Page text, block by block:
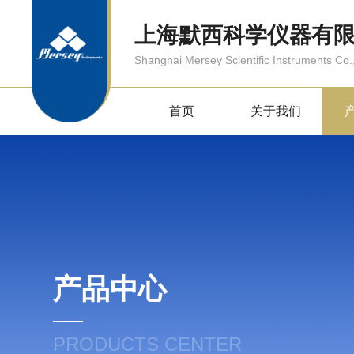
上海默西科学仪器有
Shanghai Mersey Scientific Instruments
首页 关于我们
产品中心
PRODUCTS CENTER